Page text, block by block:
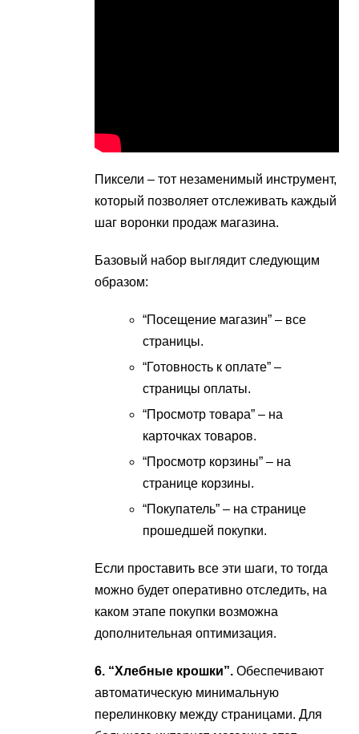
Пиксели – тот незаменимый инструмент,
который позволяет отслеживать каждый
шаг воронки продаж магазина.
Базовый набор выглядит следующим
образом:
“Посещение магазин” – все
страницы.
“Готовность к оплате” –
страницы оплаты.
“Просмотр товара” – на
карточках товаров.
“Просмотр корзины” – на
странице корзины.
“Покупатель” – на странице
прошедшей покупки.
Если проставить все эти шаги, то тогда
можно будет оперативно отследить, на
каком этапе покупки возможна
дополнительная оптимизация.
6. “Хлебные крошки”. Обеспечивают
автоматическую минимальную
перелинковку между страницами. Для